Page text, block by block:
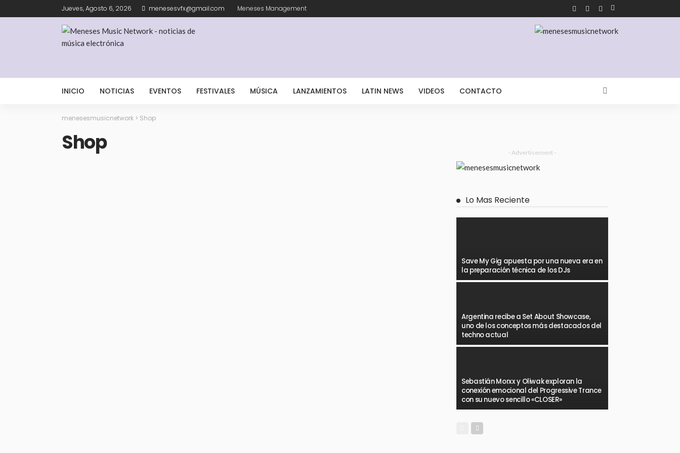
Jueves, Agosto 6, 2026 menesesvfx@gmail.com Meneses Management
INICIO NOTICIAS EVENTOS FESTIVALES MÚSICA LANZAMIENTOS LATIN NEWS VIDEOS CONTACTO
menesesmusicnetwork > Shop
Shop - Advertisement -
Lo Mas Reciente
Save My Gig apuesta por una nueva era en
la preparación técnica de los DJs
Argentina recibe a Set About Showcase,
uno de los conceptos más destacados del
techno actual
Sebastián Morxx y Oliwak exploran la
conexión emocional del Progressive Trance
con su nuevo sencillo «CLOSER»